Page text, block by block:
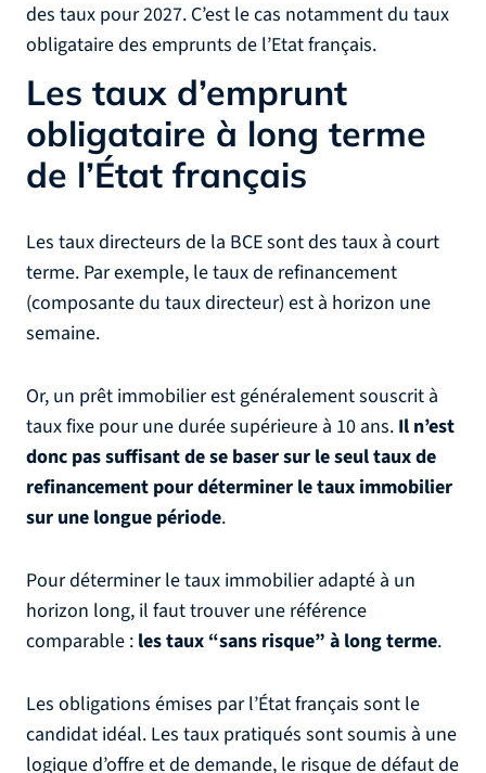
des taux pour 2027. C’est le cas notamment du taux
obligataire des emprunts de l’Etat français.
Les taux d’emprunt
obligataire à long terme
de l’État français
Les taux directeurs de la BCE sont des taux à court
terme. Par exemple, le taux de refinancement
(composante du taux directeur) est à horizon une
semaine.
Or, un prêt immobilier est généralement souscrit à
taux fixe pour une durée supérieure à 10 ans. Il n’est
donc pas suffisant de se baser sur le seul taux de
refinancement pour déterminer le taux immobilier
sur une longue période.
Pour déterminer le taux immobilier adapté à un
horizon long, il faut trouver une référence
comparable : les taux “sans risque” à long terme.
Les obligations émises par l’État français sont le
candidat idéal. Les taux pratiqués sont soumis à une
logique d’offre et de demande, le risque de défaut de